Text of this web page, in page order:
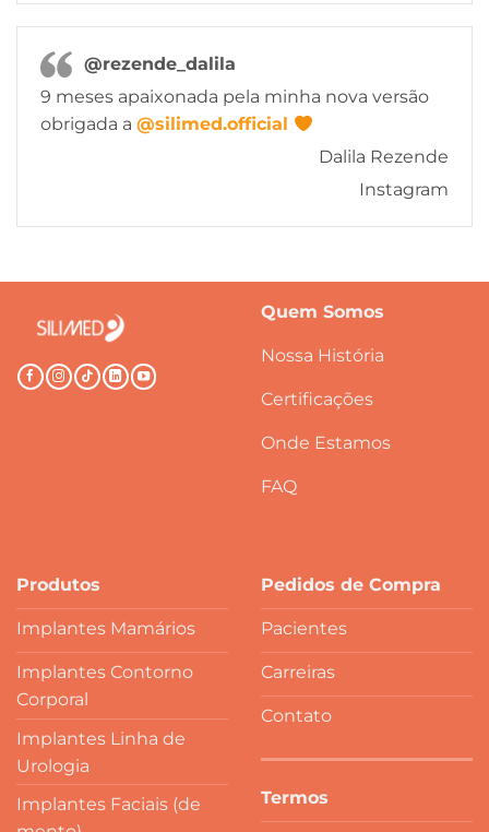
@rezende_dalila
9 meses apaixonada pela minha nova versão
obrigada a @silimed.official
Dalila Rezende
Instagram
Quem Somos
Nossa História
Certificações
Onde Estamos
FAQ
Produtos
Implantes Mamários
Implantes Contorno
Corporal
Implantes Linha de
Urologia
Implantes Faciais (de
Pedidos de Compra
Pacientes
Carreiras
Contato
Termos